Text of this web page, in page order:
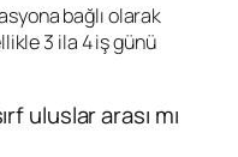
bağlı olarak
3 ila 4 iş günü
uluslar arası mı